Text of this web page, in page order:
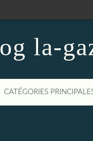
la-
CATÉGORIES